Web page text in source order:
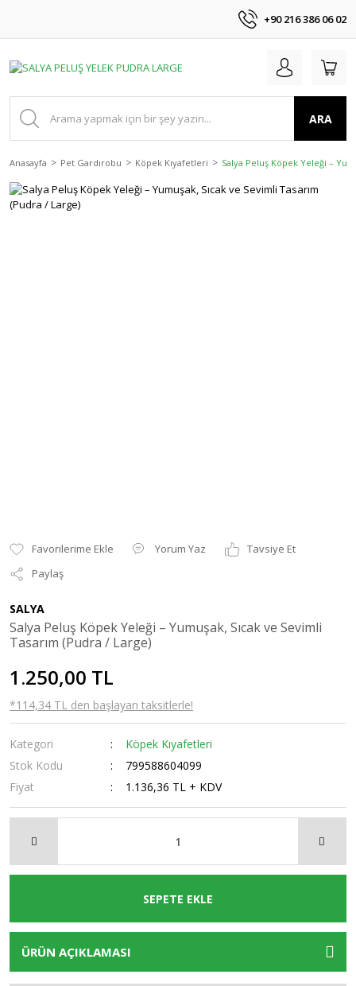
+90 216 386 06 02
ARA
Anasayfa Pet Gardırobu Köpek Kıyafetleri Salya Peluş Köpek Yeleği –
Yorum Yaz
Tavsiye Et
Paylaş
SALYA
Salya Peluş Köpek Yeleği – Yumuşak, Sıcak ve Sevimli
Tasarım (Pudra / Large)
1.250,00 TL
*114,34 TL den başlayan taksitlerle!
Kategori
Köpek Kıyafetleri
Stok Kodu
799588604099
Fiyat
1.136,36 TL + KDV
SEPETE EKLE
ÜRÜN AÇIKLAMASI